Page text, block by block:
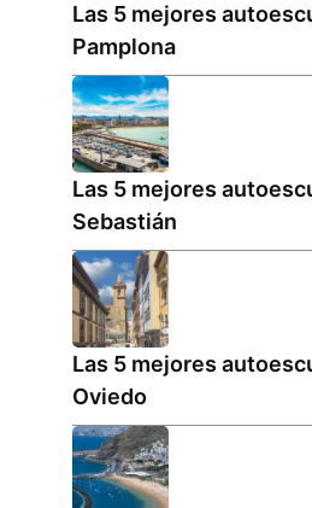
Las 5 mejores
Pamplona
Las 5 mejores
Sebastián
Las 5 mejores
Oviedo